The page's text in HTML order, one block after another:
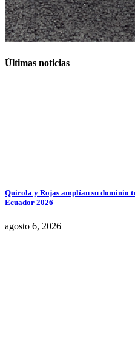
Últimas noticias
Quirola y Rojas amplían su dominio
Ecuador 2026
agosto 6, 2026